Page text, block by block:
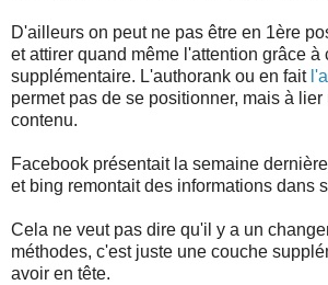
D'ailleurs on peut ne pas être en 1ère
et attirer quand même l'attention grâce à
supplémentaire. L'authorank ou en fait
permet pas de se positionner, mais à
contenu.
Facebook présentait la semaine
et bing remontait des informations dans
Cela ne veut pas dire qu'il y a un
méthodes, c'est juste une couche
avoir en tête.